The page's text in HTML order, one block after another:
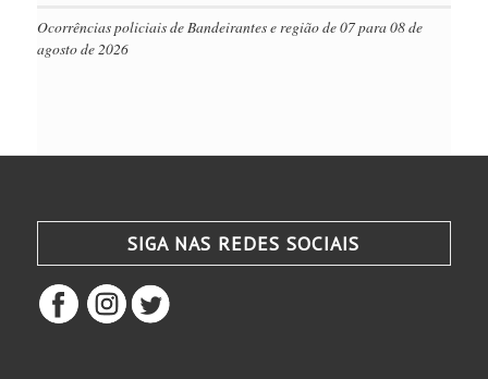
Ocorrências policiais de Bandeirantes e região de 07 para 08 de
agosto de 2026
SIGA NAS REDES SOCIAIS